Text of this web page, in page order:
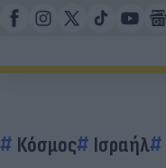
Κόσμος Ισραήλ